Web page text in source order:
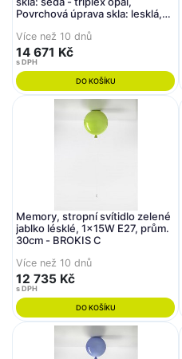
Povrchová úprava skla: lesklá,
Spínač osvětlení - bílý- BROKIS
B
Více než 10 dnů
14 671 Kč
s DPH
DO KOŠÍKU
Memory, stropní svítidlo zelené
jablko lésklé, 1x15W E27, prům.
30cm - BROKIS C
Více než 10 dnů
12 735 Kč
s DPH
DO KOŠÍKU